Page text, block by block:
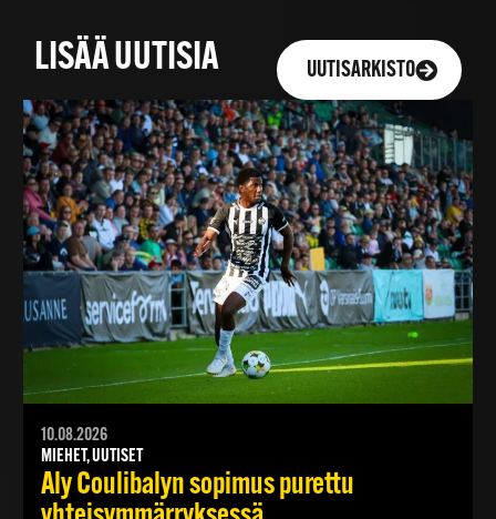
LISÄÄ UUTISIA UUTISARKISTO
10.08.2026
MIEHET, UUTISET
Aly Coulibalyn sopimus purettu